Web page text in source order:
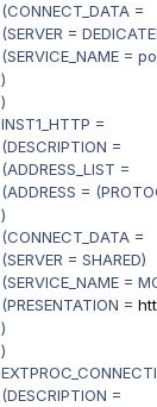
(CONNECT_DATA =
(SERVER =
(SERVICE_NAME =
)
)
INST1_HTTP =
(DESCRIPTION =
(ADDRESS_LIST =
(ADDRESS =
)
(CONNECT_DATA =
(SERVER = SHARED)
(SERVICE_NAME =
(PRESENTATION =
)
)
(DESCRIPTION =